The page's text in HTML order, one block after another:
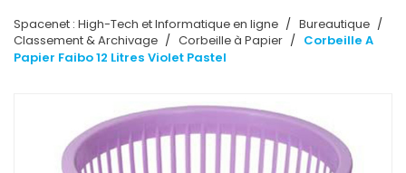
Spacenet : High-Tech et Informatique en ligne
Bureautique
Classement & Archivage
Corbeille à Papier
Corbeille A
Papier Faibo 12 Litres Violet Pastel